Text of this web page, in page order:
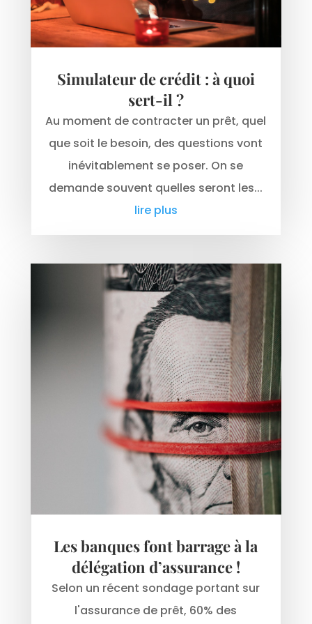
Simulateur de crédit : à quoi
sert-il ?
Au moment de contracter un prêt, quel
que soit le besoin, des questions vont
inévitablement se poser. On se
demande souvent quelles seront les...
lire plus
Les banques font barrage à la
délégation d’assurance !
Selon un récent sondage portant sur
l'assurance de prêt, 60% des